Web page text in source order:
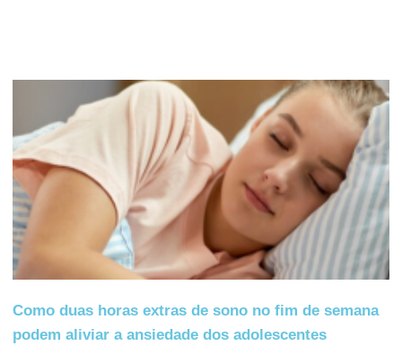
Como duas horas extras de sono no fim de semana
podem aliviar a ansiedade dos adolescentes